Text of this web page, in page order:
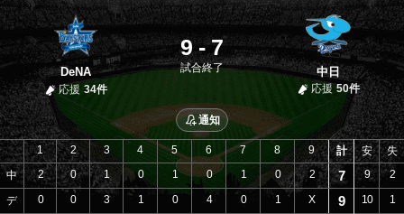
DeNA
応援 34件
9 - 7
試合終了 中日
応援 50件
通知
中
デ
1 2 3 4 5 6 7 8
9
2
0 1 0 1 0 1 0
2
0
0 3 1 0 4 0 1 X
計 安 失
7 9 2
9 10 1